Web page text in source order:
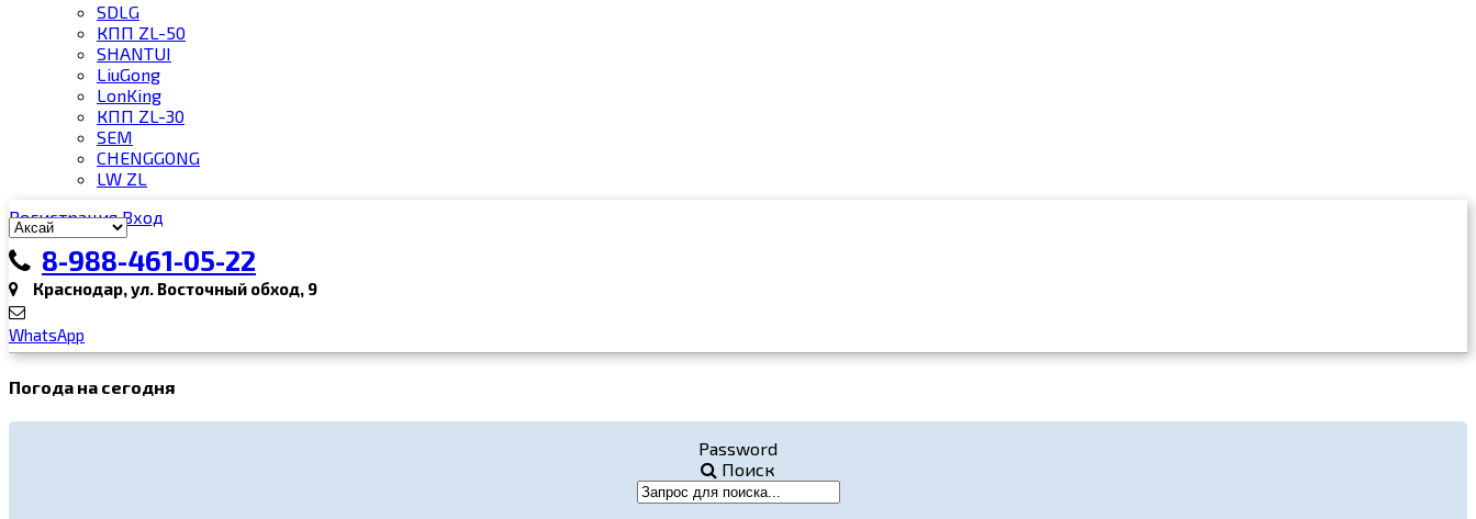
SDLG
КПП ZL-50
SHANTUI
LiuGong
LonKing
КПП ZL-30
SEM
CHENGGONG
LW ZL
Регистрация Вход
8-988-461-05-22
Краснодар, ул. Восточный обход, 9
WhatsApp
Погода на сегодня
Password
Поиск